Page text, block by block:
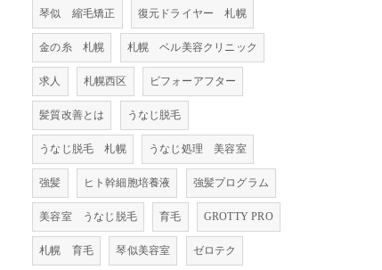
琴似 縮毛矯正 復元ドライヤー 札幌
金の糸 札幌 札幌 ベル美容クリニック
求人 札幌西区 ビフォーアフター
髪質改善とは うなじ脱毛
うなじ脱毛 札幌 うなじ処理 美容室
強髪 ヒト幹細胞培養液 強髪プログラム
美容室 うなじ脱毛 育毛 GROTTY PRO
札幌 育毛 琴似美容室 ゼロテク